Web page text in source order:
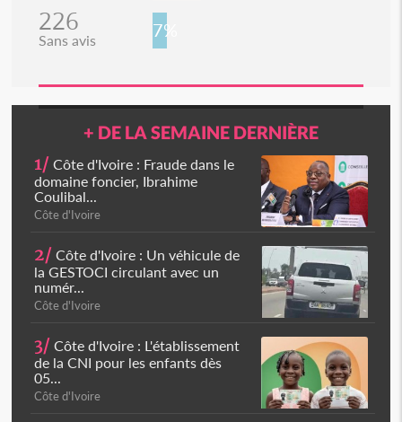
226
Sans avis 7%
+ DE LA SEMAINE DERNIÈRE
1/ Côte d'Ivoire : Fraude dans le
domaine foncier, Ibrahime
Coulibal...
Côte d'Ivoire
2/ Côte d'Ivoire : Un véhicule de
la GESTOCI circulant avec un
numér...
Côte d'Ivoire
3/ Côte d'Ivoire : L'établissement
de la CNI pour les enfants dès
05...
Côte d'Ivoire